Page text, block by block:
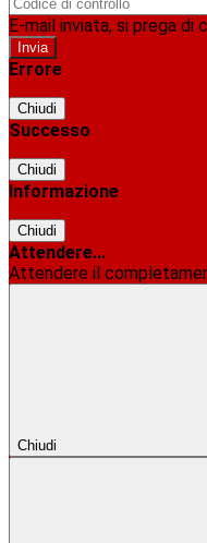
E-mail inviata, si prega
Errore
Chiudi
Successo
Chiudi
Informazione
Chiudi
Attendere...
Attendere il
Chiudi